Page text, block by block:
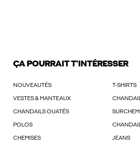
ÇA POURRAIT T'INTÉRESSER
NOUVEAUTÉS T-SHIRTS
VESTES & MANTEAUX
CHANDAILS OUATÉS
POLOS
CHEMISES JEANS